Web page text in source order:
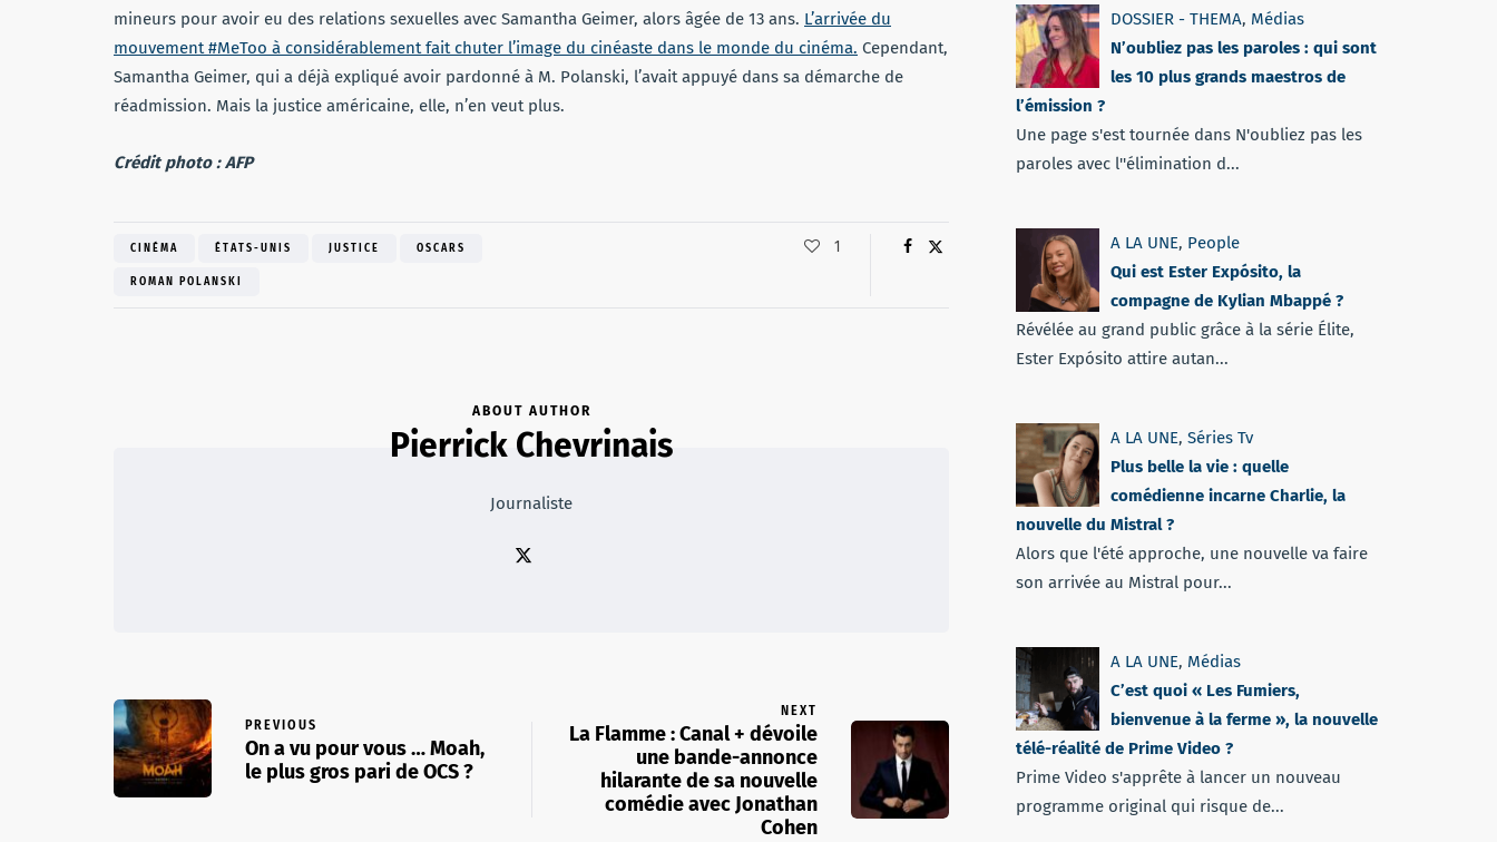
mineurs pour avoir eu des relations sexuelles avec Samantha Geimer, alors âgée de 13 ans. L’arrivée du
mouvement #MeToo à considérablement fait chuter l’image du cinéaste dans le monde du cinéma. Cependant,
Samantha Geimer, qui a déjà expliqué avoir pardonné à M. Polanski, l’avait appuyé dans sa démarche de
réadmission. Mais la justice américaine, elle, n’en veut plus.
Crédit photo : AFP
CINÉMA ÉTATS-UNIS JUSTICE OSCARS
ROMAN POLANSKI
1
ABOUT AUTHOR
Pierrick Chevrinais
Journaliste
PREVIOUS
On a vu pour vous … Moah,
le plus gros pari de OCS ?
NEXT
La Flamme : Canal + dévoile
une bande-annonce
hilarante de sa nouvelle
comédie avec Jonathan
Cohen
DOSSIER - THEMA, Médias
N’oubliez pas les paroles : qui sont
les 10 plus grands maestros de
l’émission ?
Une page s'est tournée dans N'oubliez pas les
paroles avec l''élimination d...
A LA UNE, People
Qui est Ester Expósito, la
compagne de Kylian Mbappé ?
Révélée au grand public grâce à la série Élite,
Ester Expósito attire autan...
A LA UNE, Séries Tv
Plus belle la vie : quelle
comédienne incarne Charlie, la
nouvelle du Mistral ?
Alors que l'été approche, une nouvelle va faire
son arrivée au Mistral pour...
A LA UNE, Médias
C’est quoi « Les Fumiers,
bienvenue à la ferme », la nouvelle
télé-réalité de Prime Video ?
Prime Video s'apprête à lancer un nouveau
programme original qui risque de...